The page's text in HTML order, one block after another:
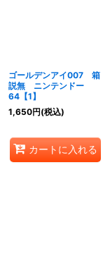
ゴールデンアイ007 箱
説無 ニンテンドー
64【1】
1,650円(税込)
カートに入れる